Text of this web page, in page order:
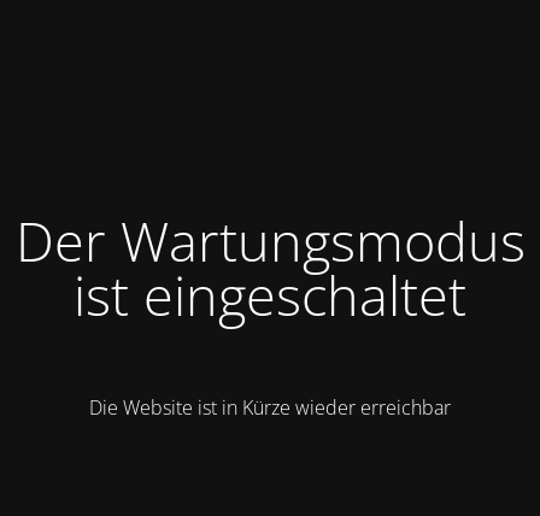
Der Wartungsmodus
ist eingeschaltet
Die Website ist in Kürze wieder erreichbar